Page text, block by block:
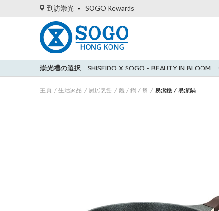
到訪崇光 SOGO Rewards
崇光禮の選択 SHISEIDO X SOGO - BEAUTY IN BLOOM
主頁 生活家品 廚房烹飪 鑊 / 鍋 / 煲 易潔鑊 / 易潔鍋